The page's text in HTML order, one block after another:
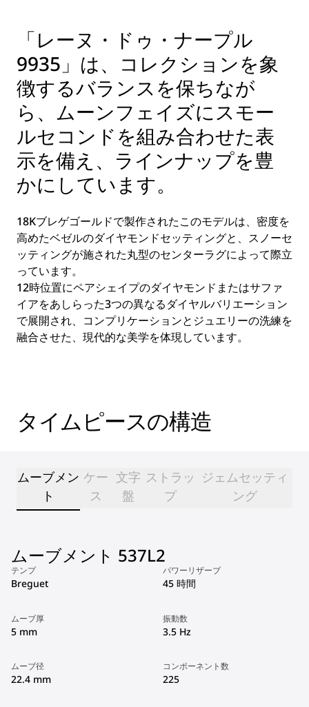
「レーヌ・ドゥ・ナープル
9935」は、コレクションを象
徴するバランスを保ちなが
ら、ムーンフェイズにスモー
ルセコンドを組み合わせた表
示を備え、ラインナップを豊
かにしています。
18Kブレゲゴールドで製作されたこのモデルは、密度を
高めたベゼルのダイヤモンドセッティングと、スノーセ
ッティングが施された丸型のセンターラグによって際立
っています。
12時位置にペアシェイプのダイヤモンドまたはサファ
イアをあしらった3つの異なるダイヤルバリエーション
で展開され、コンプリケーションとジュエリーの洗練を
融合させた、現代的な美学を体現しています。
タイムピースの構造
ムーブメン
ト
ケー
ス
文字
盤
ストラッ
プ
ジェムセッティ
ング
ムーブメント 537L2
テンプ
Breguet
パワーリザーブ
45 時間
ムーブ厚
5 mm
振動数
3.5 Hz
ムーブ径
22.4 mm
コンポーネント数
225